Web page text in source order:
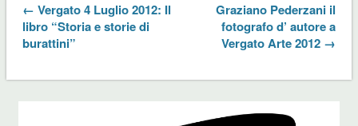
← Vergato 4 Luglio 2012: Il
libro “Storia e storie di
burattini”
Graziano Pederzani il
fotografo d’ autore a
Vergato Arte 2012 →